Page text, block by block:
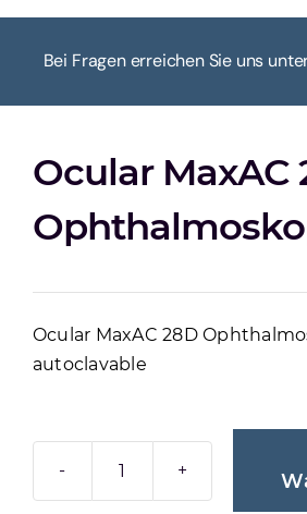
HOME
MEIN KONTO
Bei Fragen erreichen Sie uns unter
Ocular MaxAC
Ocular MaxAC 28D
autoclavable
OCULAR